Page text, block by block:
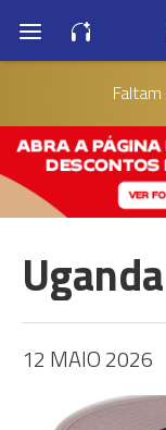
Faltam
Uganda
12 MAIO 2026